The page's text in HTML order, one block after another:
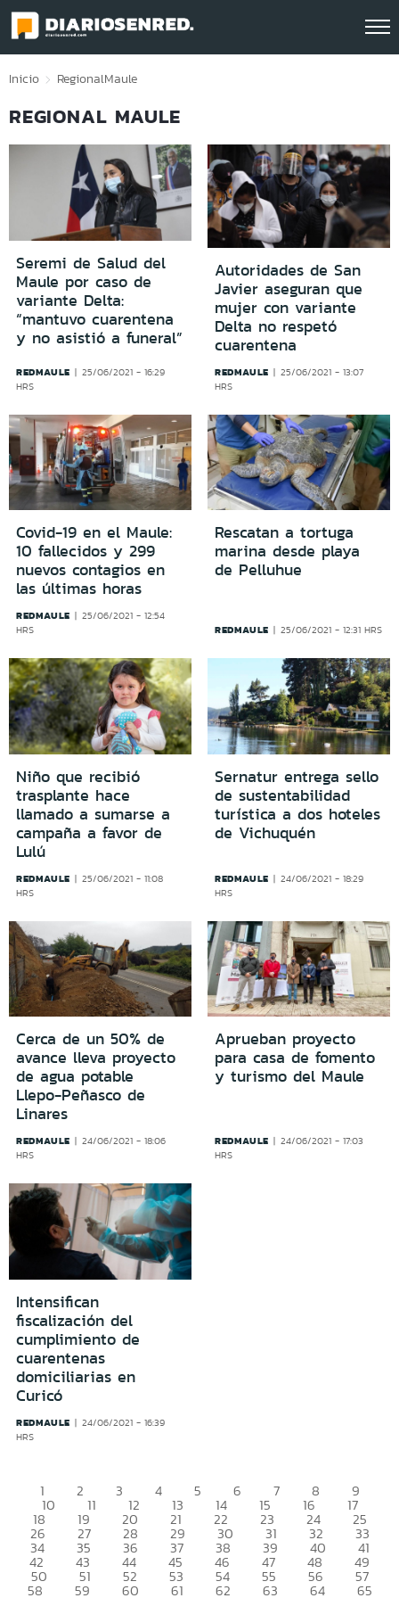
Click acá para ir directamente al contenido
Inicio RegionalMaule
REGIONAL MAULE
Seremi de Salud del
Maule por caso de
variante Delta:
“mantuvo cuarentena
y no asistió a funeral”
REDMAULE
25/06/2021 - 16:29
HRS
Autoridades de San
Javier aseguran que
mujer con variante
Delta no respetó
cuarentena
REDMAULE
25/06/2021 - 13:07
HRS
Covid-19 en el Maule:
10 fallecidos y 299
nuevos contagios en
las últimas horas
REDMAULE
25/06/2021 - 12:54
HRS
Rescatan a tortuga
marina desde playa
de Pelluhue
REDMAULE 25/06/2021 - 12:31 HRS
Niño que recibió
trasplante hace
llamado a sumarse a
campaña a favor de
Lulú
REDMAULE
25/06/2021 - 11:08
HRS
Sernatur entrega sello
de sustentabilidad
turística a dos hoteles
de Vichuquén
REDMAULE
24/06/2021 - 18:29
HRS
Cerca de un 50% de
avance lleva proyecto
de agua potable
Llepo-Peñasco de
Linares
REDMAULE
24/06/2021 - 18:06
HRS
Aprueban proyecto
para casa de fomento
y turismo del Maule
REDMAULE
24/06/2021 - 17:03
HRS
Intensifican
fiscalización del
cumplimiento de
cuarentenas
domiciliarias en
Curicó
REDMAULE
24/06/2021 - 16:39
HRS
1 2 3 4 5 6 7 8 9
10 11 12 13 14 15 16 17
18 19 20 21 22 23 24 25
26 27 28 29 30 31 32 33
34 35 36 37 38 39 40 41
42 43 44 45 46 47 48 49
50 51 52 53 54 55 56 57
58 59 60 61 62 63 64 65